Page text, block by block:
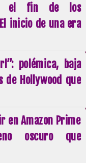
el fin de los
inicio de una era
polémica, baja
de Hollywood que
en Amazon Prime
oscuro que